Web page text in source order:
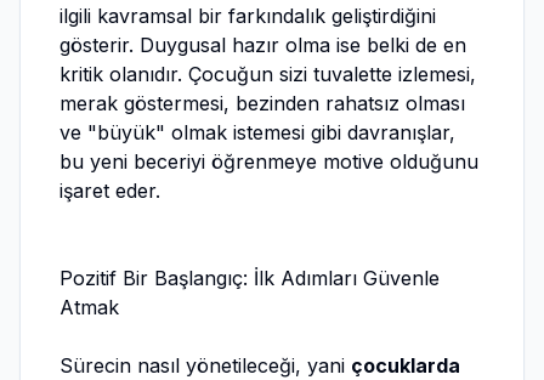
ilgili kavramsal bir farkındalık geliştirdiğini
gösterir. Duygusal hazır olma ise belki de en
kritik olanıdır. Çocuğun sizi tuvalette izlemesi,
merak göstermesi, bezinden rahatsız olması
ve "büyük" olmak istemesi gibi davranışlar,
bu yeni beceriyi öğrenmeye motive olduğunu
işaret eder.
Pozitif Bir Başlangıç: İlk Adımları Güvenle
Atmak
Sürecin nasıl yönetileceği, yani çocuklarda